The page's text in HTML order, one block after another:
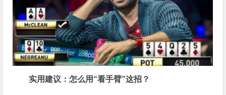
实用建议：怎么用“看手臂”这招？